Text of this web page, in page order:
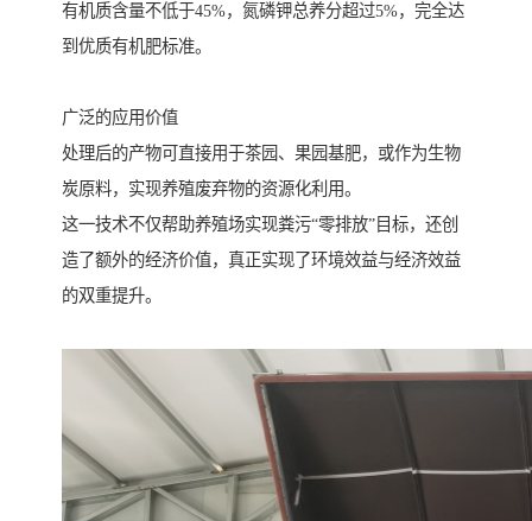
有机质含量不低于45%，氮磷钾总养分超过5%，完全达
到优质有机肥标准。
广泛的应用价值
处理后的产物可直接用于茶园、果园基肥，或作为生物
炭原料，实现养殖废弃物的资源化利用。
这一技术不仅帮助养殖场实现粪污“零排放”目标，还创
造了额外的经济价值，真正实现了环境效益与经济效益
的双重提升。